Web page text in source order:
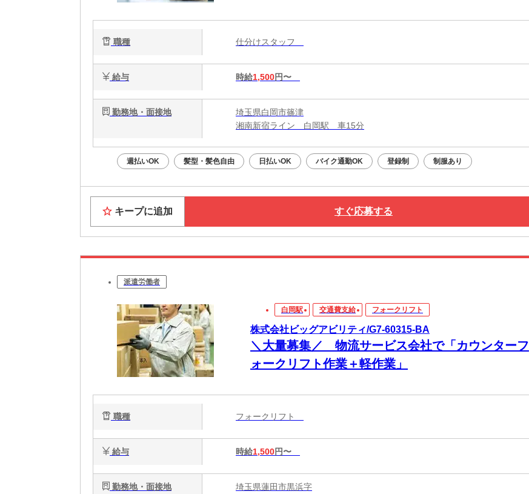
職種 仕分けスタッフ
給与 時給1,500円〜
勤務地・面接地
埼玉県白岡市篠津
湘南新宿ライン 白岡駅 車15分
週払いOK 髪型・髪色自由 日払いOK バイク通勤OK 登録制 制服あり
キープに追加 すぐ応募する
派遣労働者
白岡駅 交通費支給 フォークリフト
株式会社ビッグアビリティ/G7-60315-BA
＼大量募集／ 物流サービス会社で「カウンターフ
ォークリフト作業＋軽作業」
職種 フォークリフト
給与 時給1,500円〜
勤務地・面接地
埼玉県蓮田市黒浜字